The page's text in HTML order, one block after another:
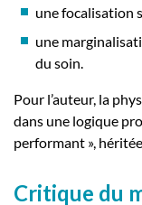
une focalisation
une
du soin.
Pour l’auteur, la
dans une logique
performant »,
Critique du